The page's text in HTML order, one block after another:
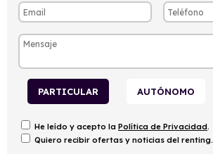
PARTICULAR AUTÓNOMO
He leído y acepto la Política de Privacidad.
Quiero recibir ofertas y noticias del renting.